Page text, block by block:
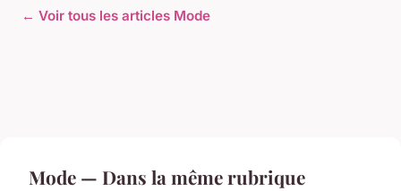
← Voir tous les articles Mode
Mode — Dans la même rubrique